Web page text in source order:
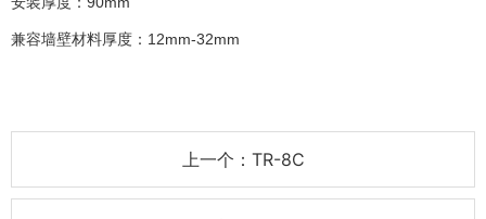
兼容墙壁材料厚度：12mm-32mm
上一个：TR-8C